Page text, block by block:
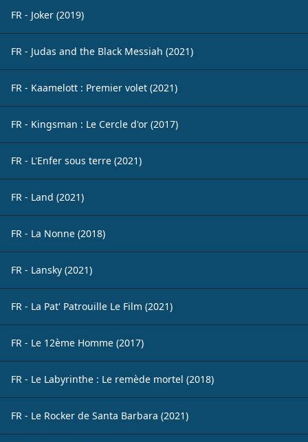
FR - Joker (2019)
FR - Judas and the Black Messiah (2021)
FR - Kaamelott : Premier volet (2021)
FR - Kingsman : Le Cercle d'or (2017)
FR - L'Enfer sous terre (2021)
FR - Land (2021)
FR - La Nonne (2018)
FR - Lansky (2021)
FR - La Pat' Patrouille Le Film (2021)
FR - Le 12ème Homme (2017)
FR - Le Labyrinthe : Le remède mortel (2018)
FR - Le Rocker de Santa Barbara (2021)